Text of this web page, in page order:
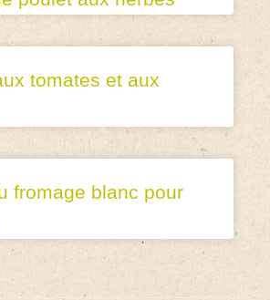
tomates et aux
fromage blanc pour